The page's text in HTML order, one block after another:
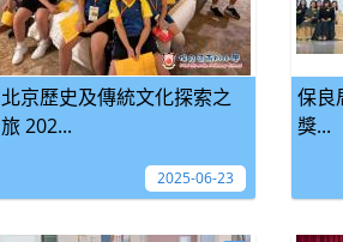
北京歷史及傳統文化探索之
旅 202...
2025-06-23
保良
獎...